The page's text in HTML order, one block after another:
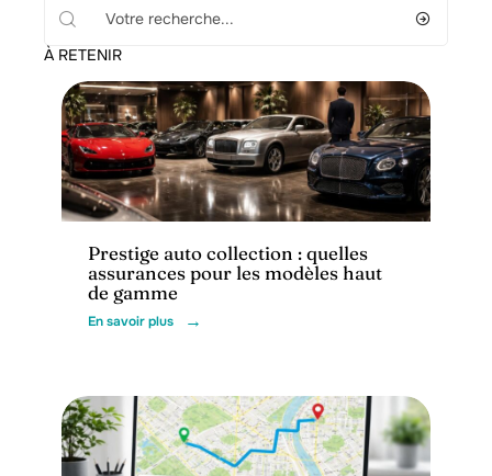
À RETENIR
Assurance
Prestige auto collection : quelles
assurances pour les modèles haut
de gamme
En savoir plus